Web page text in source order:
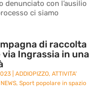
denunciato con l’ausilio
ci siamo
di raccolta
Ingrassia in una
|ADDIOPIZZO,ATTIVITA'
NEWS,Sport popolare in spazio